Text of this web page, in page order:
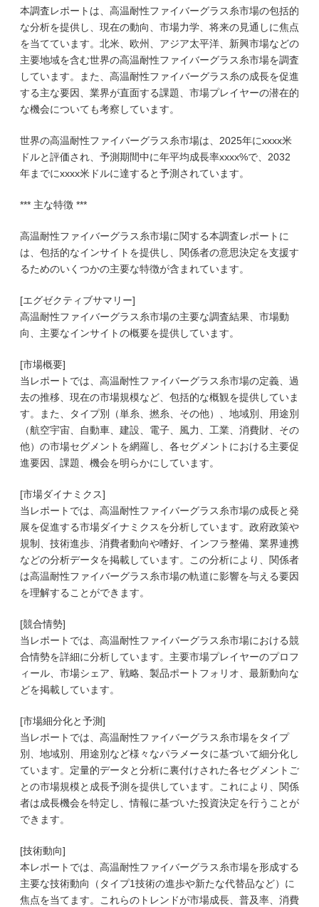
本調査レポートは、高温耐性ファイバーグラス糸市場の包括的
な分析を提供し、現在の動向、市場力学、将来の見通しに焦点
を当てています。北米、欧州、アジア太平洋、新興市場などの
主要地域を含む世界の高温耐性ファイバーグラス糸市場を調査
しています。また、高温耐性ファイバーグラス糸の成長を促進
する主な要因、業界が直面する課題、市場プレイヤーの潜在的
な機会についても考察しています。
世界の高温耐性ファイバーグラス糸市場は、2025年にxxxx米
ドルと評価され、予測期間中に年平均成長率xxxx%で、2032
年までにxxxx米ドルに達すると予測されています。
*** 主な特徴 ***
高温耐性ファイバーグラス糸市場に関する本調査レポートに
は、包括的なインサイトを提供し、関係者の意思決定を支援す
るためのいくつかの主要な特徴が含まれています。
[エグゼクティブサマリー]
高温耐性ファイバーグラス糸市場の主要な調査結果、市場動
向、主要なインサイトの概要を提供しています。
[市場概要]
当レポートでは、高温耐性ファイバーグラス糸市場の定義、過
去の推移、現在の市場規模など、包括的な概観を提供していま
す。また、タイプ別（単糸、撚糸、その他）、地域別、用途別
（航空宇宙、自動車、建設、電子、風力、工業、消費財、その
他）の市場セグメントを網羅し、各セグメントにおける主要促
進要因、課題、機会を明らかにしています。
[市場ダイナミクス]
当レポートでは、高温耐性ファイバーグラス糸市場の成長と発
展を促進する市場ダイナミクスを分析しています。政府政策や
規制、技術進歩、消費者動向や嗜好、インフラ整備、業界連携
などの分析データを掲載しています。この分析により、関係者
は高温耐性ファイバーグラス糸市場の軌道に影響を与える要因
を理解することができます。
[競合情勢]
当レポートでは、高温耐性ファイバーグラス糸市場における競
合情勢を詳細に分析しています。主要市場プレイヤーのプロフ
ィール、市場シェア、戦略、製品ポートフォリオ、最新動向な
どを掲載しています。
[市場細分化と予測]
当レポートでは、高温耐性ファイバーグラス糸市場をタイプ
別、地域別、用途別など様々なパラメータに基づいて細分化し
ています。定量的データと分析に裏付けされた各セグメントご
との市場規模と成長予測を提供しています。これにより、関係
者は成長機会を特定し、情報に基づいた投資決定を行うことが
できます。
[技術動向]
本レポートでは、高温耐性ファイバーグラス糸市場を形成する
主要な技術動向（タイプ1技術の進歩や新たな代替品など）に
焦点を当てます。これらのトレンドが市場成長、普及率、消費